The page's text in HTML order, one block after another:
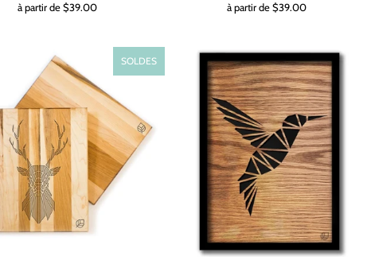
à partir de $39.00 à partir de $39.00
SOLDES